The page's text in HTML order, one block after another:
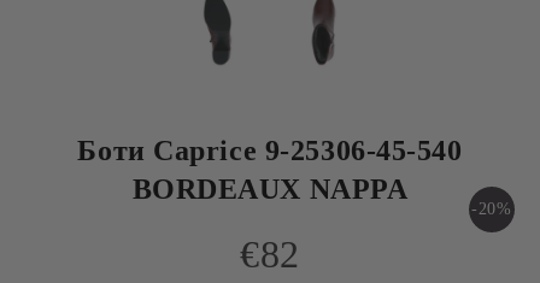
Боти Caprice 9-25306-45-540
BORDEAUX NAPPA
-20%
€82